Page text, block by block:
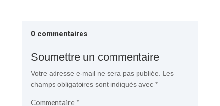
0 commentaires
Soumettre un commentaire
Votre adresse e-mail ne sera pas publiée.
Les
champs obligatoires sont indiqués avec *
Commentaire *